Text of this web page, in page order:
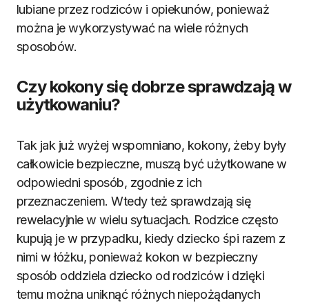
lubiane przez rodziców i opiekunów, ponieważ
można je wykorzystywać na wiele różnych
sposobów.
Czy kokony się dobrze sprawdzają w
użytkowaniu?
Tak jak już wyżej wspomniano, kokony, żeby były
całkowicie bezpieczne, muszą być użytkowane w
odpowiedni sposób, zgodnie z ich
przeznaczeniem. Wtedy też sprawdzają się
rewelacyjnie w wielu sytuacjach. Rodzice często
kupują je w przypadku, kiedy dziecko śpi razem z
nimi w łóżku, ponieważ kokon w bezpieczny
sposób oddziela dziecko od rodziców i dzięki
temu można uniknąć różnych niepożądanych